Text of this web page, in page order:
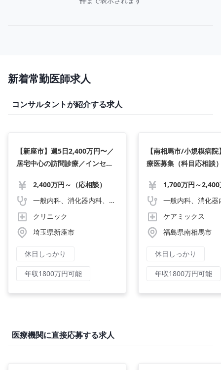
新着常勤医師求人
コンサルタントが紹介する求人
【新座市】週5日2,400万円〜／
居宅中心の訪問診療／インセン
2,400万円～（応相談）
一般内科、消化器内科、循環器内科、呼吸器内科、血液内科、心療内科、脳神経内科、内分泌内科、老人内科、一般外科、消化器外科、心臓外科、呼吸器外科、脳神経外科、リハビリテーション科、泌尿器科、人工透析、麻酔科、人間ドック・検診、その他
クリニック
埼玉県新座市
休日しっかり
年収1800万円可能
【南相馬市/小規模病
療医募集（科目応相談
b1042832a
ケアミックス
福島県南相馬市
休日しっかり
年収1800万円可能
医療機関に直接応募する求人